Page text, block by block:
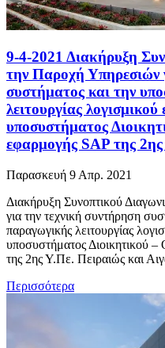
9-4-2021 Διακήρυξη
την Παροχή Υπηρεσιών
συστήματος και την
λειτουργίας
υποσυστήματος
εφαρμογής SAP της
Παρασκευή 9 Απρ. 2021
Διακήρυξη Συνοπτικού
για την τεχνική συντήρηση
παραγωγικής λειτουργίας
υποσυστήματος Διοικητικού
της 2ης Υ.Πε. Πειραιώς και
Περισσότερα